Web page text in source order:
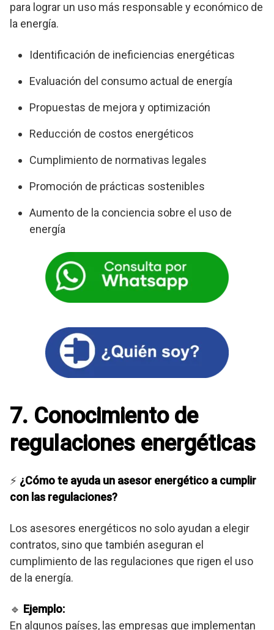
para lograr un uso más responsable y económico de
la energía.
Identificación de ineficiencias energéticas
Evaluación del consumo actual de energía
Propuestas de mejora y optimización
Reducción de costos energéticos
Cumplimiento de normativas legales
Promoción de prácticas sostenibles
Aumento de la conciencia sobre el uso de
energía
7. Conocimiento de
regulaciones energéticas
⚡ ¿Cómo te ayuda un asesor energético a cumplir
con las regulaciones?
Los asesores energéticos no solo ayudan a elegir
contratos, sino que también aseguran el
cumplimiento de las regulaciones que rigen el uso
de la energía.
🔹 Ejemplo:
En algunos países, las empresas que implementan